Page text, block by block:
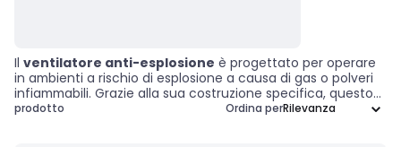
Il ventilatore anti-esplosione è progettato per operare
in ambienti a rischio di esplosione a causa di gas o polveri
infiammabili. Grazie alla sua costruzione specifica, questo
dispositivo previene fonti di accensione, garantendo un
prodotto Ordina per